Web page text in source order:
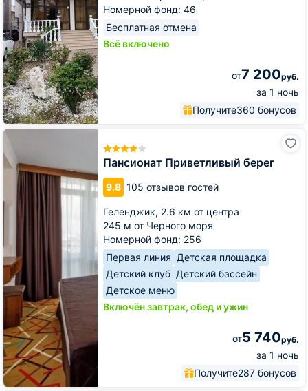
Номерной фонд: 46
Бесплатная отмена
Всё включено
от7 200руб.
за 1 ночь
Получите360 бонусов
Пансионат Приветливый берег
9.8 105 отзывов гостей
Геленджик, 2.6 км от центра
245 м от Черного моря
Номерной фонд: 256
Первая линия Детская площадка
Детский клуб Детский бассейн
Детское меню
Включён завтрак, обед и ужин
от5 740руб.
за 1 ночь
Получите287 бонусов
Пансионат
берег